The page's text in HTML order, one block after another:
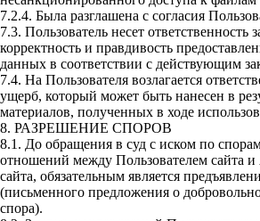
7.2.4. Была разглашена с согласия
7.3. Пользователь несет ответственность
корректность и правдивость
данных в соответствии с действующим
7.4. На Пользователя возлагается
ущерб, который может быть нанесен в
материалов, полученных в ходе
8. РАЗРЕШЕНИЕ СПОРОВ
8.1. До обращения в суд с иском по
отношений между Пользователем сайта
сайта, обязательным является
(письменного предложения о
спора).